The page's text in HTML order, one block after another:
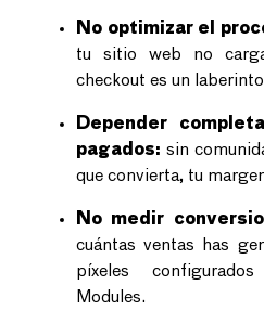
No optimizar el
tu sitio web no
checkout es un
Depender
pagados: sin
que convierta, tu
No medir
cuántas ventas has
píxeles
Modules.